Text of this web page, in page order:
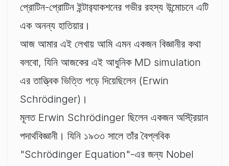
প্রোটিন-প্রোটিন ইন্টার‌্যাকশনের গভীর রহস্য উন্মোচনে এটি
এক অনন্য হাতিয়ার।
আজ আমার এই লেখায় আমি এমন একজন বিজ্ঞানীর কথা
বলবো, যিনি আজকের এই আধুনিক MD simulation
এর তাত্ত্বিক ভিত্তি গড়ে দিয়েছিলেন (Erwin
Schrödinger)।
মূলত Erwin Schrödinger ছিলেন একজন অস্ট্রিয়ান
পদার্থবিজ্ঞানী। যিনি ১৯৩৩ সালে তাঁর বৈপ্লবিক
"Schrödinger Equation"-এর জন্য Nobel